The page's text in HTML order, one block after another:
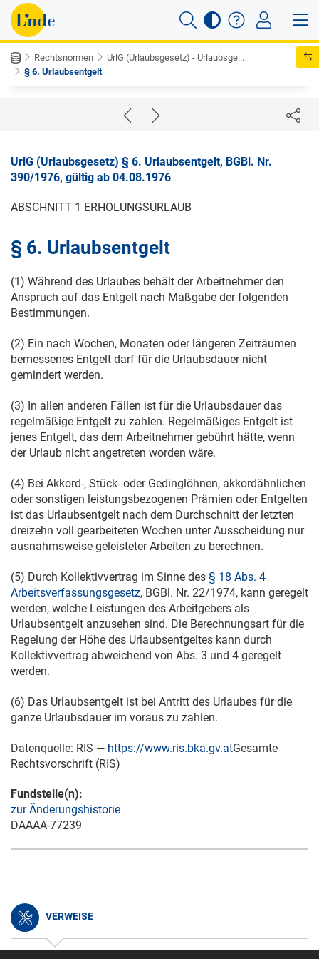
Rechtsnormen
UrlG (Urlaubsgesetz) - Urlaubsge...
§ 6. Urlaubsentgelt
UrlG (Urlaubsgesetz) § 6. Urlaubsentgelt, BGBl. Nr.
390/1976, gültig ab 04.08.1976
ABSCHNITT 1 ERHOLUNGSURLAUB
§ 6. Urlaubsentgelt
(1) Während des Urlaubes behält der Arbeitnehmer den
Anspruch auf das Entgelt nach Maßgabe der folgenden
Bestimmungen.
(2) Ein nach Wochen, Monaten oder längeren Zeiträumen
bemessenes Entgelt darf für die Urlaubsdauer nicht
gemindert werden.
(3) In allen anderen Fällen ist für die Urlaubsdauer das
regelmäßige Entgelt zu zahlen. Regelmäßiges Entgelt ist
jenes Entgelt, das dem Arbeitnehmer gebührt hätte, wenn
der Urlaub nicht angetreten worden wäre.
(4) Bei Akkord-, Stück- oder Gedinglöhnen, akkordähnlichen
oder sonstigen leistungsbezogenen Prämien oder Entgelten
ist das Urlaubsentgelt nach dem Durchschnitt der letzten
dreizehn voll gearbeiteten Wochen unter Ausscheidung nur
ausnahmsweise geleisteter Arbeiten zu berechnen.
(5) Durch Kollektivvertrag im Sinne des § 18 Abs. 4
Arbeitsverfassungsgesetz, BGBl. Nr. 22/1974, kann geregelt
werden, welche Leistungen des Arbeitgebers als
Urlaubsentgelt anzusehen sind. Die Berechnungsart für die
Regelung der Höhe des Urlaubsentgeltes kann durch
Kollektivvertrag abweichend von Abs. 3 und 4 geregelt
werden.
(6) Das Urlaubsentgelt ist bei Antritt des Urlaubes für die
ganze Urlaubsdauer im voraus zu zahlen.
Datenquelle: RIS — https://www.ris.bka.gv.atGesamte
Rechtsvorschrift (RIS)
Fundstelle(n):
zur Änderungshistorie
DAAAA-77239
VERWEISE